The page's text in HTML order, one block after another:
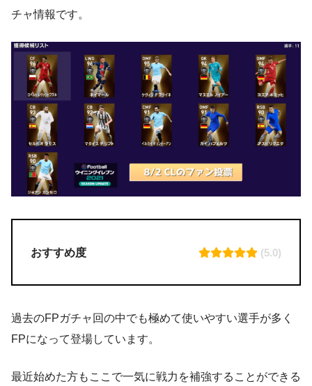
チャ情報です。
おすすめ度 (5.0)
過去のFPガチャ回の中でも極めて使いやすい選手が多く
FPになって登場しています。
最近始めた方もここで一気に戦力を補強することができる